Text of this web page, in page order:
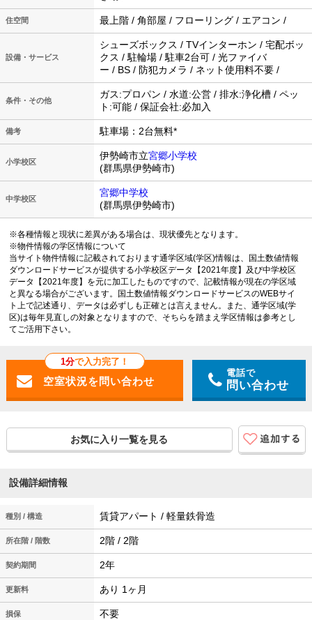
住空間 最上階 / 角部屋 / フローリング / エアコン /
設備・サービス
シューズボックス / TVインターホン / 宅配ボッ
クス / 駐輪場 / 駐車2台可 / 光ファイバ
ー / BS / 防犯カメラ / ネット使用料不要 /
条件・その他
ガス:プロパン / 水道:公営 / 排水:浄化槽 / ペッ
ト:可能 / 保証会社:必加入
備考 駐車場：2台無料*
小学校区
伊勢崎市立宮郷小学校
(群馬県伊勢崎市)
中学校区
宮郷中学校
(群馬県伊勢崎市)
※各種情報と現状に差異がある場合は、現状優先となります。
※物件情報の学区情報について
当サイト物件情報に記載されております通学区域(学区)情報は、国土数値情報
ダウンロードサービスが提供する小学校区データ【2021年度】及び中学校区
データ【2021年度】を元に加工したものですので、記載情報が現在の学区域
と異なる場合がございます。国土数値情報ダウンロードサービスのWEBサイ
ト上で記述通り、データは必ずしも正確とは言えません。また、通学区域(学
区)は毎年見直しの対象となりますので、そちらを踏まえ学区情報は参考とし
てご活用下さい。
1分で入力完了！
電話で
問い合わせ
お気に入り一覧を見る
設備詳細情報
種別 / 構造 賃貸アパート / 軽量鉄骨造
所在階 / 階数 2階 / 2階
契約期間 2年
更新料 あり 1ヶ月
損保 不要